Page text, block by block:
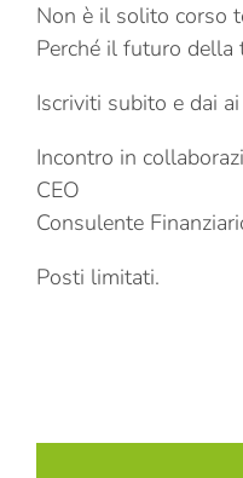
Non è il solito corso
Perché il futuro della
Iscriviti subito e dai
Incontro in
CEO
Consulente
Posti limitati.